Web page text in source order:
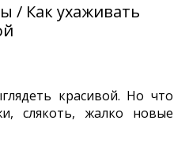
/ Как ухаживать
красивой. Но что
слякоть, жалко новые